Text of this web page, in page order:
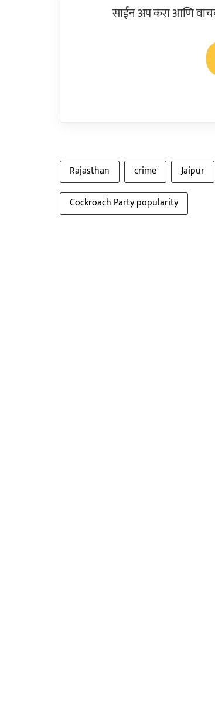
साईन अप करा आणि
Rajasthan crime Jaipur
Cockroach Party popularity